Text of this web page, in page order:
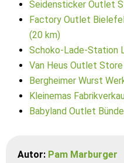
Seidensticker Outlet
Factory Outlet
(20 km)
Schoko-Lade-Station
Van Heus Outlet
Bergheimer Wurst
Kleinemas
Babyland Outlet
Autor: Pam Marburger